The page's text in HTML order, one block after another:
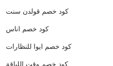
كود خصم قولدن سنت
كود خصم اناس
كود خصم ايوا للنظارات
كود خصم وقت اللياقة